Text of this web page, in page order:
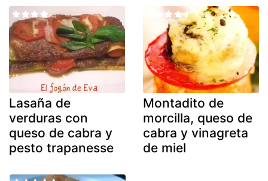
Lasaña de
verduras con
queso de cabra y
pesto trapanesse
Montadito de
morcilla, queso de
cabra y vinagreta
de miel